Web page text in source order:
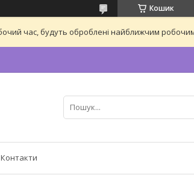
Кошик
час, будуть оброблені найближчим
Контакти